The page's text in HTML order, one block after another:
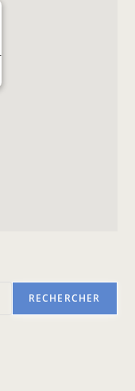
RECHERCHER